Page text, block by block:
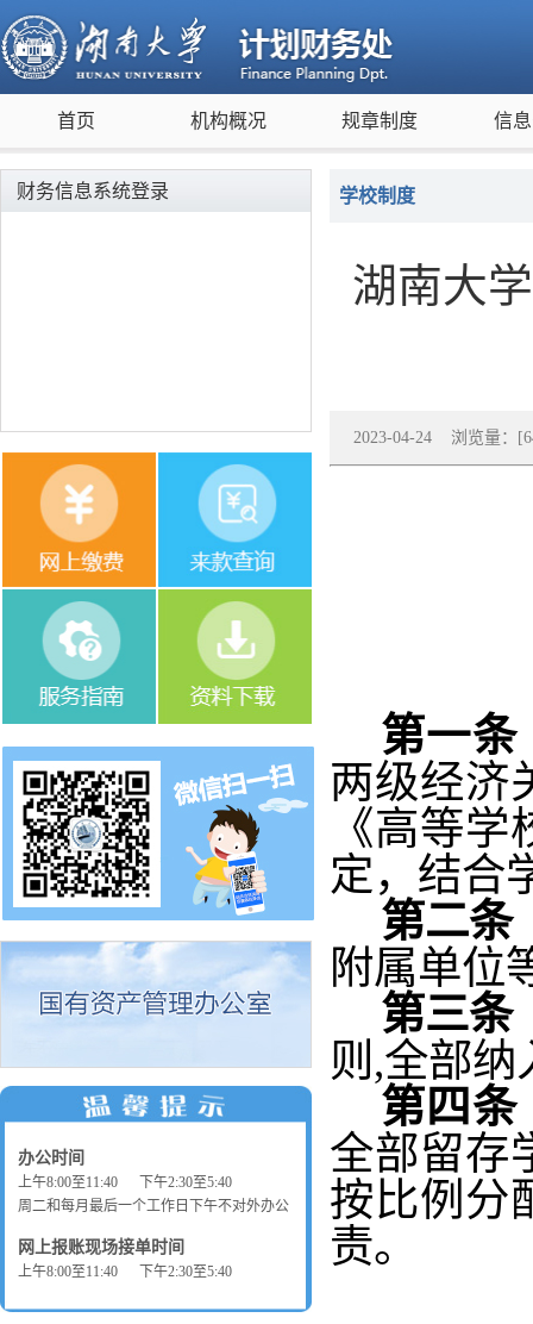
首页 机构概况 规章制度 信
财务信息系统登录
办公时间
上午8:00至11:40 下午2:30至5:40
周二和每月最后一个工作日下午不对外办公
网上报账现场接单时间
上午8:00至11:40 下午2:30至5:40
学校制度
湖南大
2023-04-24 浏览量：[
第一条
两级经济
《高等
定，结合
第二条
附属单位
第三条
则,全部纳
第四条
全部留存
按比例分
责。